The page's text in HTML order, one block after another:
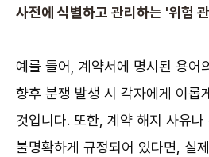
사전에 식별하고 관리하는 '위험
예를 들어, 계약서에 명시된 용어
향후 분쟁 발생 시 각자에게 이롭
것입니다. 또한, 계약 해지 사유
불명확하게 규정되어 있다면, 실